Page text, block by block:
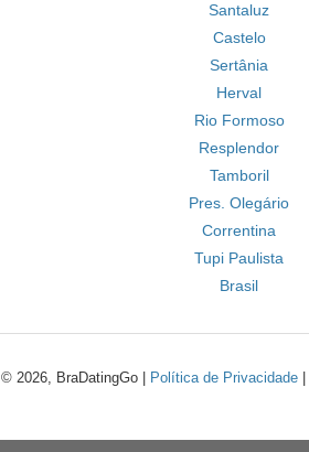
Santaluz
Castelo
Sertânia
Herval
Rio Formoso
Resplendor
Tamboril
Pres. Olegário
Correntina
Tupi Paulista
Brasil
© 2026, BraDatingGo | Política de Privacidade|